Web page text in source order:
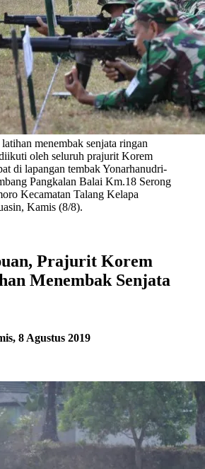
menembak senjata ringan
oleh seluruh prajurit Korem
di lapangan tembak Yonarhanudri-
Pangkalan Balai Km.18 Serong
Kecamatan Talang Kelapa
Kamis (8/8).
Prajurit Korem
Menembak Senjata
8 Agustus 2019